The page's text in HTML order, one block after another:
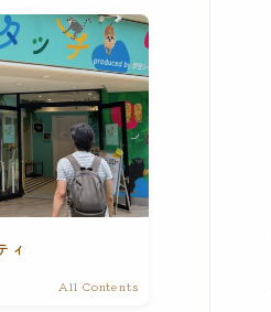
ィ
All Contents